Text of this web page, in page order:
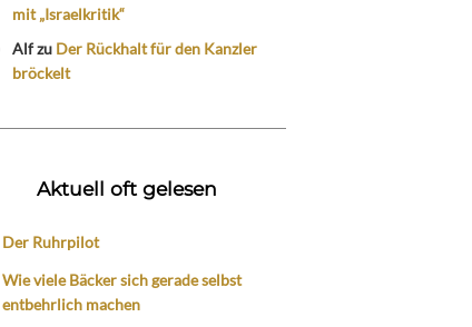
mit „Israelkritik“
Alfzu Der Rückhalt für den Kanzler
bröckelt
Aktuell oft gelesen
Der Ruhrpilot
Wie viele Bäcker sich gerade selbst
entbehrlich machen